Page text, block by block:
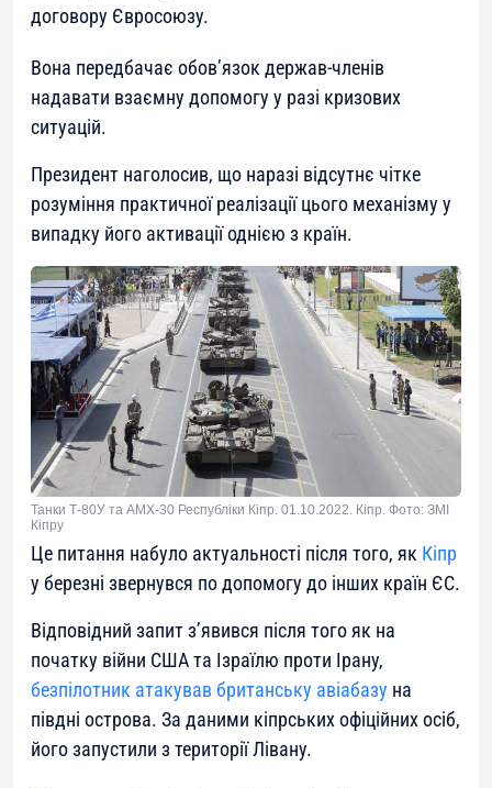
договору Євросоюзу.
Вона передбачає обов’язок держав-членів
надавати взаємну допомогу у разі кризових
ситуацій.
Президент наголосив, що наразі відсутнє чітке
розуміння практичної реалізації цього механізму у
випадку його активації однією з країн.
Танки Т-80У та AMX-30 Республіки Кіпр. 01.10.2022. Кіпр. Фото: ЗМІ
Кіпру
Це питання набуло актуальності після того, як Кіпр
у березні звернувся по допомогу до інших країн ЄС.
Відповідний запит з’явився після того як на
початку війни США та Ізраїлю проти Ірану,
безпілотник атакував британську авіабазу на
півдні острова. За даними кіпрських офіційних осіб,
його запустили з території Лівану.